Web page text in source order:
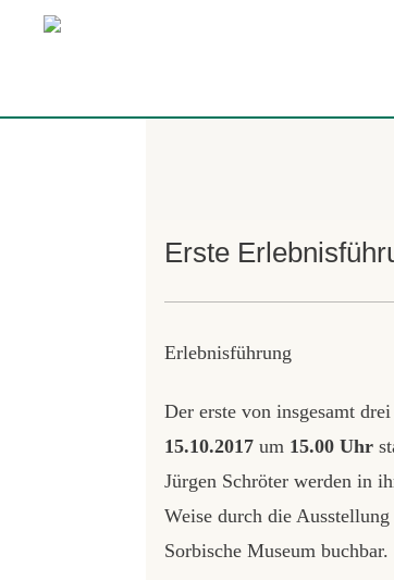
Erste
Erlebnisführung
Der erste von insgesamt
15.10.2017um 15.00 Uhr
Jürgen Schröter werden in
Weise durch die
Sorbische Museum buchbar.